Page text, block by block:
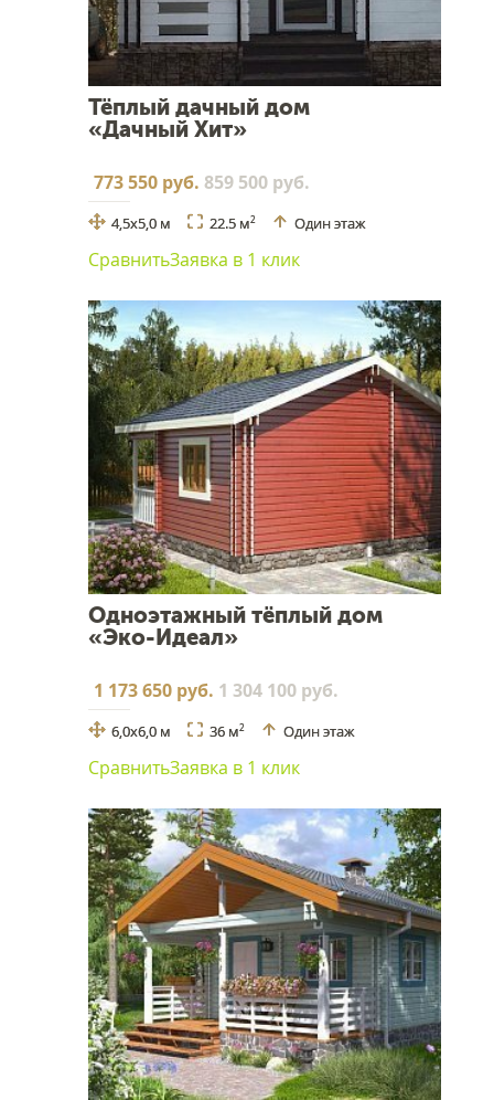
Тёплый дачный дом
«Дачный Хит»
773 550 руб. 859 500 руб.
4,5х5,0 м 22.5 м2 Один этаж
СравнитьЗаявка в 1 клик
Одноэтажный тёплый дом
«Эко-Идеал»
1 173 650 руб. 1 304 100 руб.
6,0х6,0 м 36 м2 Один этаж
СравнитьЗаявка в 1 клик